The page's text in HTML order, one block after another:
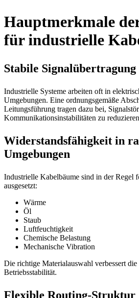
Hauptmerkmale
für industrielle
Stabile Signalübertragung
Industrielle Systeme arbeiten oft in
Umgebungen. Eine ordnungsgemäße
Leitungsführung tragen dazu bei,
Kommunikationsinstabilitäten zu
Widerstandsfähigkeit in
Umgebungen
Industrielle Kabelbäume sind in der Regel
ausgesetzt:
Wärme
Öl
Staub
Luftfeuchtigkeit
Chemische Belastung
Mechanische Vibration
Die richtige Materialauswahl verbessert
Betriebsstabilität.
Flexible Routing-Struktur